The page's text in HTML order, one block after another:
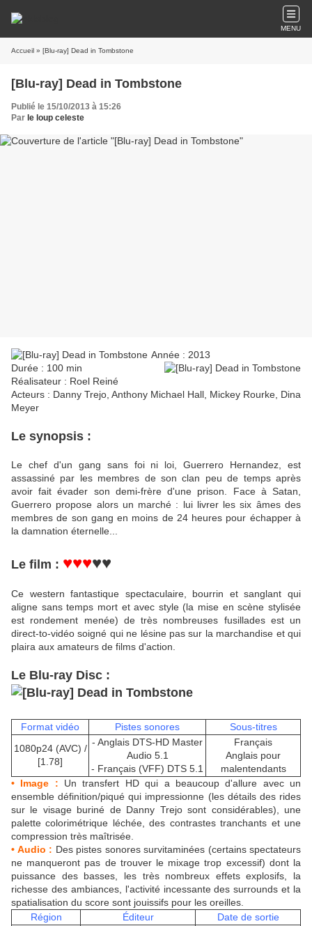
MENU
Accueil » [Blu-ray] Dead in Tombstone
[Blu-ray] Dead in Tombstone
Publié le 15/10/2013 à 15:26
Par le loup celeste
Année : 2013
Durée : 100 min
Réalisateur : Roel Reiné
Acteurs : Danny Trejo, Anthony Michael Hall, Mickey Rourke, Dina
Meyer
Le synopsis :
Le chef d'un gang sans foi ni loi, Guerrero Hernandez, est
assassiné par les membres de son clan peu de temps après
avoir fait évader son demi-frère d'une prison. Face à Satan,
Guerrero propose alors un marché : lui livrer les six âmes des
membres de son gang en moins de 24 heures pour échapper à
la damnation éternelle...
Le film : ♥♥♥♥♥
Ce western fantastique spectaculaire, bourrin et sanglant qui
aligne sans temps mort et avec style (la mise en scène stylisée
est rondement menée) de très nombreuses fusillades est un
direct-to-vidéo soigné qui ne lésine pas sur la marchandise et qui
plaira aux amateurs de films d'action.
Le Blu-ray Disc :
Format vidéo Pistes sonores
Sous-titres
1080p24 (AVC) /
[1.78]
- Anglais DTS-HD Master
Audio 5.1
- Français (VFF) DTS 5.1
Français
Anglais pour
malentendants
• Image : Un transfert HD qui a beaucoup d'allure avec un
ensemble définition/piqué qui impressionne (les détails des rides
sur le visage buriné de Danny Trejo sont considérables), une
palette colorimétrique léchée, des contrastes tranchants et une
compression très maîtrisée.
• Audio : Des pistes sonores survitaminées (certains spectateurs
ne manqueront pas de trouver le mixage trop excessif) dont la
puissance des basses, les très nombreux effets explosifs, la
richesse des ambiances, l'activité incessante des surrounds et la
spatialisation du score sont jouissifs pour les oreilles.
Région
Éditeur
Date de sortie